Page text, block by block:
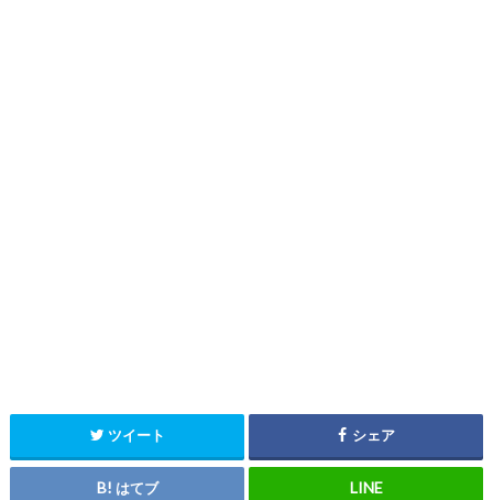
ツイート シェア
はてブ